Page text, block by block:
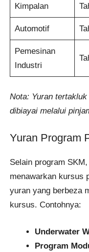
Kimpalan
Automotif
Pemesinan
Industri
Nota: Yuran
dibiayai melalui
Yuran Program
Selain program
menawarkan kursus
yuran yang berbeza
kursus. Contohnya:
Underwater
Program